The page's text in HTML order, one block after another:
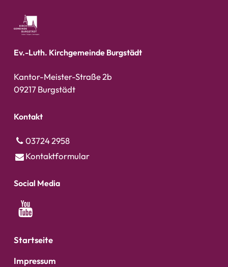
Ev.-Luth. Kirchgemeinde Burgstädt
Kantor-Meister-Straße 2b
09217 Burgstädt
Kontakt
03724 2958
Kontaktformular
Social Media
Startseite
Impressum